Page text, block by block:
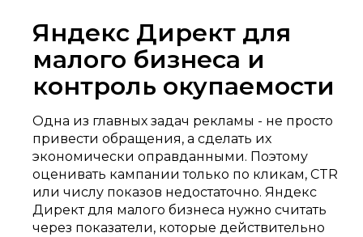
Яндекс Директ для
малого бизнеса и
контроль окупаемости
Одна из главных задач рекламы - не просто
привести обращения, а сделать их
экономически оправданными. Поэтому
оценивать кампании только по кликам, CTR
или числу показов недостаточно. Яндекс
Директ для малого бизнеса нужно считать
через показатели, которые действительно